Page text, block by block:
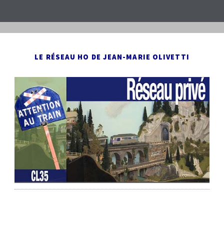
LE RÉSEAU HO DE JEAN-MARIE OLIVETTI